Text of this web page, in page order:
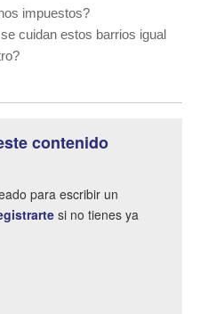
impuestos?
cuidan estos barrios igual
contenido
para escribir un
si no tienes ya